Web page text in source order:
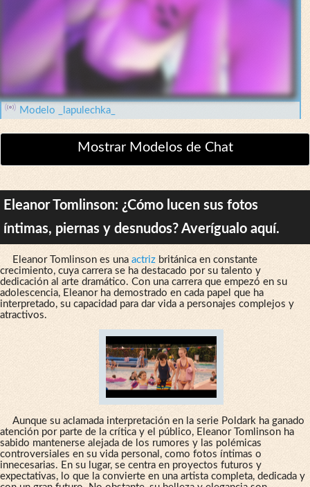
Modelo _lapulechka_
Mostrar Modelos de Chat
Eleanor Tomlinson: ¿Cómo lucen sus fotos
íntimas, piernas y desnudos? Averígualo aquí.
Eleanor Tomlinson es una actrizbritánica en constante
crecimiento, cuya carrera se ha destacado por su talento y
dedicación al arte dramático. Con una carrera que empezó en su
adolescencia, Eleanor ha demostrado en cada papel que ha
interpretado, su capacidad para dar vida a personajes complejos y
atractivos.
Aunque su aclamada interpretación en la serie Poldark ha ganado
atención por parte de la crítica y el público, Eleanor Tomlinson ha
sabido mantenerse alejada de los rumores y las polémicas
controversiales en su vida personal, como fotos íntimas o
innecesarias. En su lugar, se centra en proyectos futuros y
expectativas, lo que la convierte en una artista completa, dedicada y